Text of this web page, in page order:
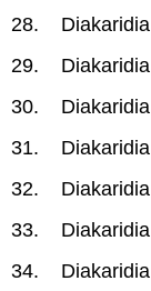
Diakaridia
Diakaridia
Diakaridia
Diakaridia
Diakaridia
Diakaridia
Diakaridia